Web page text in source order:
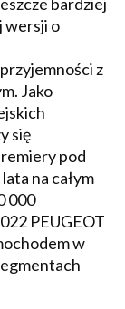
bardziej
wersji o
z
Jako
się
pod
na całym
000
PEUGEOT
w